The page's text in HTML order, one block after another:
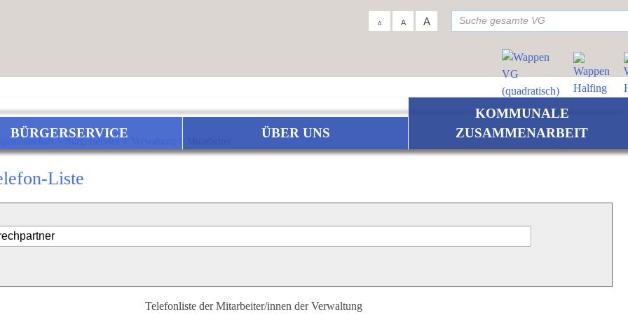
A A A
BÜRGERSERVICE ÜBER UNS
KOMMUNALE
ZUSAMMENARBEIT
>Bürgerservice>
Liste
Telefonliste der Mitarbeiter/innen der Verwaltung